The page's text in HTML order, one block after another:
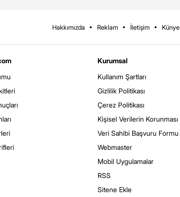
Hakkımızda Reklam İletişim Künye
Kurumsal
Kullanım Şartları
Gizlilik Politikası
Çerez Politikası
Kişisel Verilerin Korunması
Veri Sahibi Başvuru Formu
Webmaster
Mobil Uygulamalar
RSS
Sitene Ekle